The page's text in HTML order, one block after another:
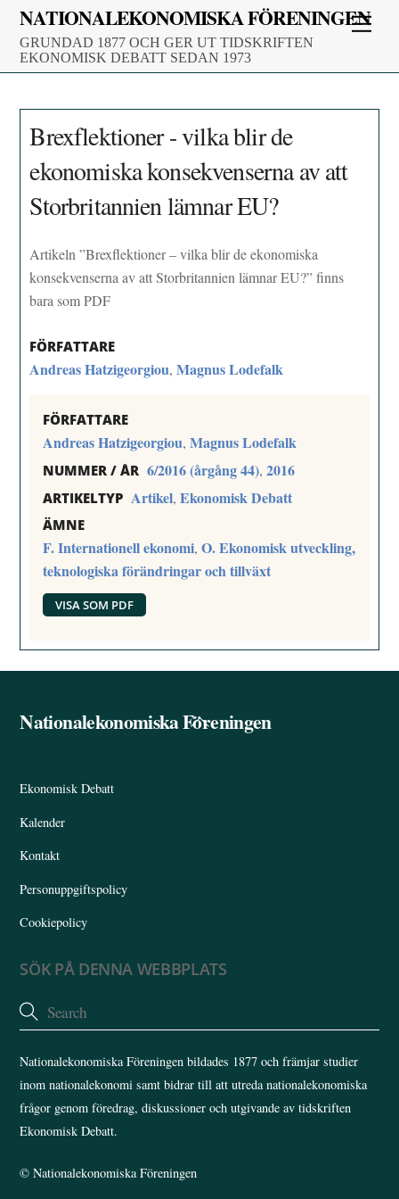
Skip
content
NATIONALEKONOMISKA FÖRENINGEN
GRUNDAD 1877 OCH GER UT TIDSKRIFTEN
EKONOMISK DEBATT SEDAN 1973
Brexflektioner - vilka blir de
ekonomiska konsekvenserna av att
Storbritannien lämnar EU?
Artikeln ”Brexflektioner – vilka blir de ekonomiska
konsekvenserna av att Storbritannien lämnar EU?” finns
bara som PDF
FÖRFATTARE
Andreas Hatzigeorgiou,Magnus Lodefalk
FÖRFATTARE
Andreas Hatzigeorgiou,Magnus Lodefalk
NUMMER / ÅR 6/2016 (årgång 44),2016
ARTIKELTYP Artikel,Ekonomisk Debatt
ÄMNE
F. Internationell ekonomi,O. Ekonomisk utveckling,
teknologiska förändringar och tillväxt
VISA SOM PDF
Back
Nationalekonomiska Föreningen
Ekonomisk Debatt
Kalender
Kontakt
Personuppgiftspolicy
Cookiepolicy
SÖK PÅ DENNA WEBBPLATS
Nationalekonomiska Föreningen bildades 1877 och främjar studier
inom nationalekonomi samt bidrar till att utreda nationalekonomiska
frågor genom föredrag, diskussioner och utgivande av tidskriften
Ekonomisk Debatt.
©Nationalekonomiska Föreningen